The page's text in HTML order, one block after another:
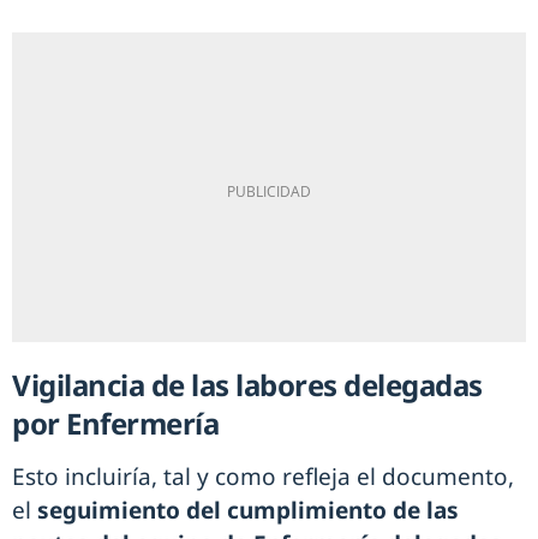
Vigilancia de las labores delegadas
por Enfermería
Esto incluiría, tal y como refleja el documento,
el seguimiento del cumplimiento de las